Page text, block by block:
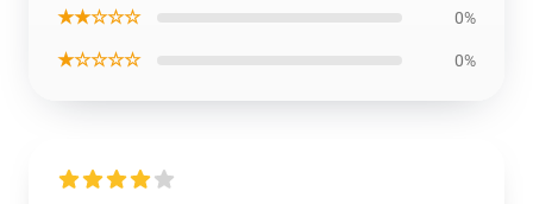
★★☆☆☆ 0%
★☆☆☆☆ 0%